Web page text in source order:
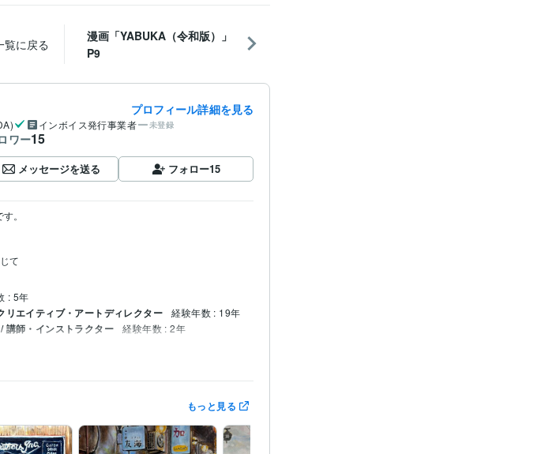
覧に戻る
漫画「YABUKA（令和版）」
P9
プロフィール詳細を見る
インボイス発行事業者 未登録
ワー15
メッセージを送る フォロー15
。
て
: 5年
リエイティブ・アートディレクター 経験年数 : 19年
講師・インストラクター 経験年数 : 2年
第38回一陽展　奨励賞
第3回
色鉛筆画 油絵
もっと見る